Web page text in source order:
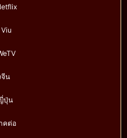
น
ปุ่น
คต่อ